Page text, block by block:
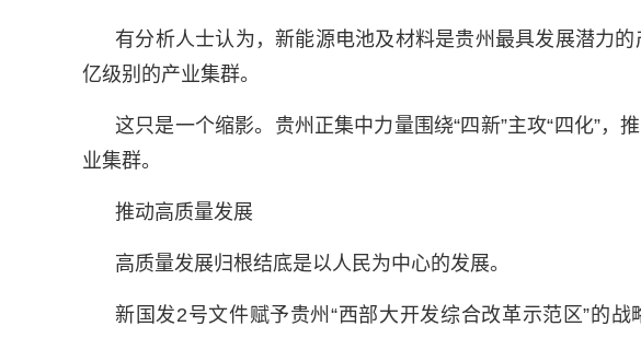
有分析人士认为，新能源电池及材料是贵州最具发展潜力
亿级别的产业集群。
这只是一个缩影。贵州正集中力量围绕“四新”主攻“四化”，
业集群。
推动高质量发展
高质量发展归根结底是以人民为中心的发展。
新国发2号文件赋予贵州“西部大开发综合改革示范区”的